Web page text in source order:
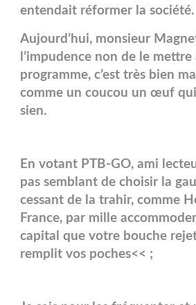
entendait réformer la société.
Aujourd’hui, monsieur
l’impudence non de le mettre
programme, c’est très bien
comme un coucou un œuf qui
sien.
En votant PTB-GO, ami
pas semblant de choisir la
cessant de la trahir, comme
France, par mille
capital que votre bouche
remplit vos poches<< ;